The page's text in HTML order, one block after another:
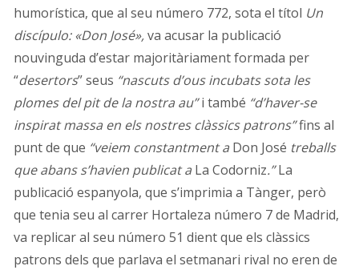
humorística, que al seu número 772, sota el títol Un
discípulo: «Don José»,va acusar la publicació
nouvinguda d’estar majoritàriament formada per
“desertors” seus “nascuts d’ous incubats sota les
plomes del pit de la nostra au”i també “d’haver-se
inspirat massa en els nostres clàssics patrons”fins al
punt de que “veiem constantment a Don José treballs
que abans s’havien publicat a La Codorniz.”La
publicació espanyola, que s’imprimia a Tànger, però
que tenia seu al carrer Hortaleza número 7 de Madrid,
va replicar al seu número 51 dient que els clàssics
patrons dels que parlava el setmanari rival no eren de